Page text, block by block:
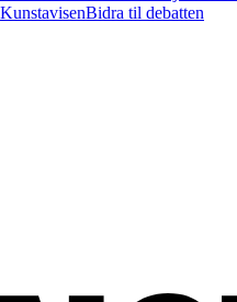
Bidra til debatten